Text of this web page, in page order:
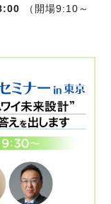
（開場9:10～